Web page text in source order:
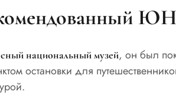
национальный музей, он был
остановки для